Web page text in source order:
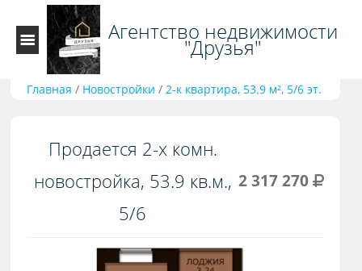
Агентство недвижимости
"Друзья"
Главная / Новостройки /2-к квартира, 53.9 м², 5/6 эт.
Продается 2-х комн.
новостройка, 53.9 кв.м.,
5/6
2 317 270